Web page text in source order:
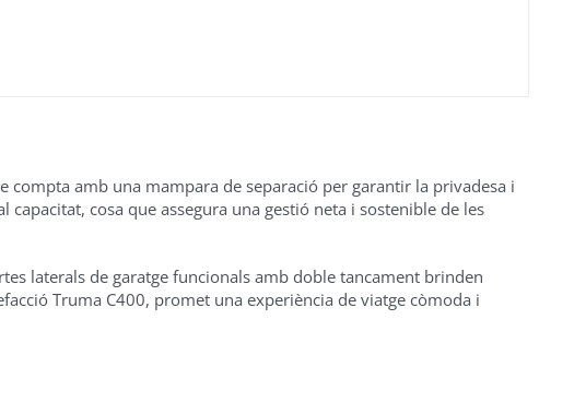
compta amb una mampara de separació per garantir la privadesa i
cosa que assegura una gestió neta i sostenible de les
laterals de garatge funcionals amb doble tancament brinden
Truma C400, promet una experiència de viatge còmoda i